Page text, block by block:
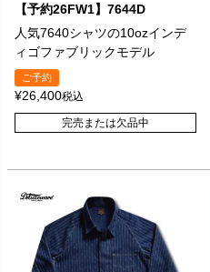
【予約26FW1】7644D
人気7640シャツの10ozインデ
ィゴファブリックモデル
ご予約
¥26,400税込
完売または欠品中